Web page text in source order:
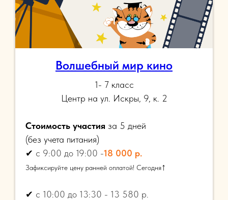
Волшебный мир кино
1- 7 класс
Центр на ул. Искры, 9, к. 2
Стоимость участия за 5 дней
(без учета питания)
✔ с 9:00 до 19:00 -18 000 р.
Зафиксируйте цену ранней оплатой! Сегодня↑
✔ с 10:00 до 13:30 - 13 580 р.